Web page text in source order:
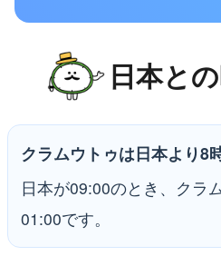
日本と
クラムウトゥは日本より8
日本が09:00のとき、クラ
01:00です。